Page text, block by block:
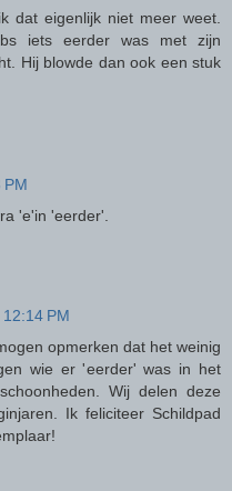
dat eigenlijk niet meer weet.
iets eerder was met zijn
Hij blowde dan ook een stuk
PM
'e'in 'eerder'.
PM
opmerken dat het weinig
wie er 'eerder' was in het
Wij delen deze
Ik feliciteer Schildpad